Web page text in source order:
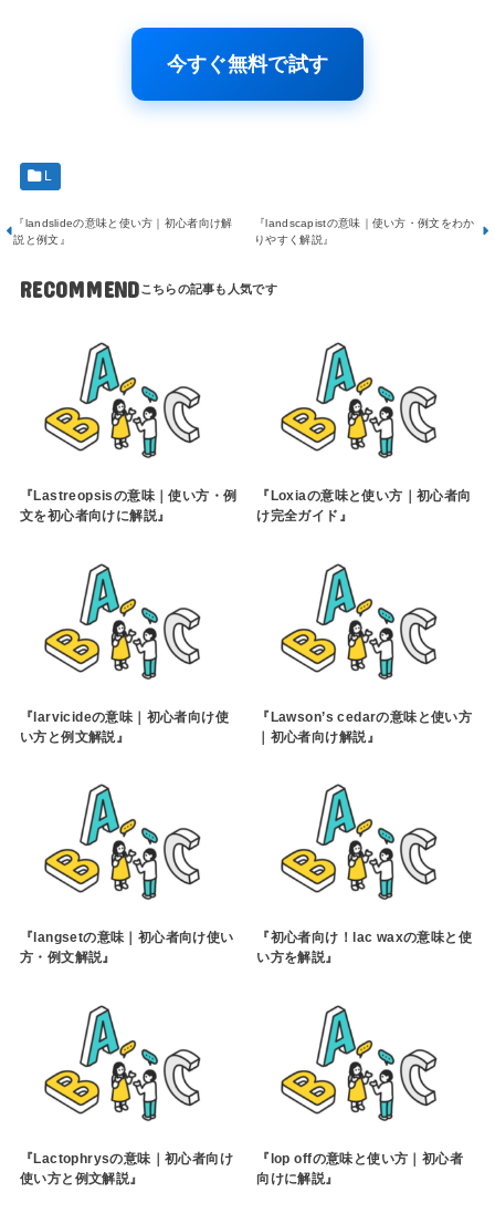
今すぐ無料で試す
L
『landslideの意味と使い方｜初心者向け解
説と例文』
『landscapistの意味｜使い方・例文をわか
りやすく解説』
RECOMMEND
『Lastreopsisの意味｜使い方・例
文を初心者向けに解説』
『Loxiaの意味と使い方｜初心者向
け完全ガイド』
『larvicideの意味｜初心者向け使
い方と例文解説』
『Lawson’s cedarの意味と使い方
｜初心者向け解説』
『langsetの意味｜初心者向け使い
方・例文解説』
『初心者向け！lac waxの意味と使
い方を解説』
『Lactophrysの意味｜初心者向け
使い方と例文解説』
『lop offの意味と使い方｜初心者
向けに解説』